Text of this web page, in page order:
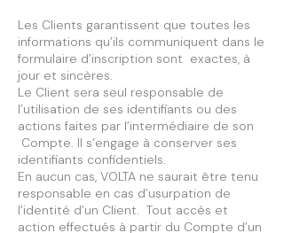
Les Clients garantissent que toutes les
informations qu’ils communiquent dans le
formulaire d’inscription sont exactes, à
jour et sincères.
Le Client sera seul responsable de
l’utilisation de ses identifiants ou des
actions faites par l’intermédiaire de son
Compte. Il s’engage à conserver ses
identifiants confidentiels.
En aucun cas, VOLTA ne saurait être tenu
responsable en cas d’usurpation de
l’identité d’un Client. Tout accès et
action effectués à partir du Compte d’un